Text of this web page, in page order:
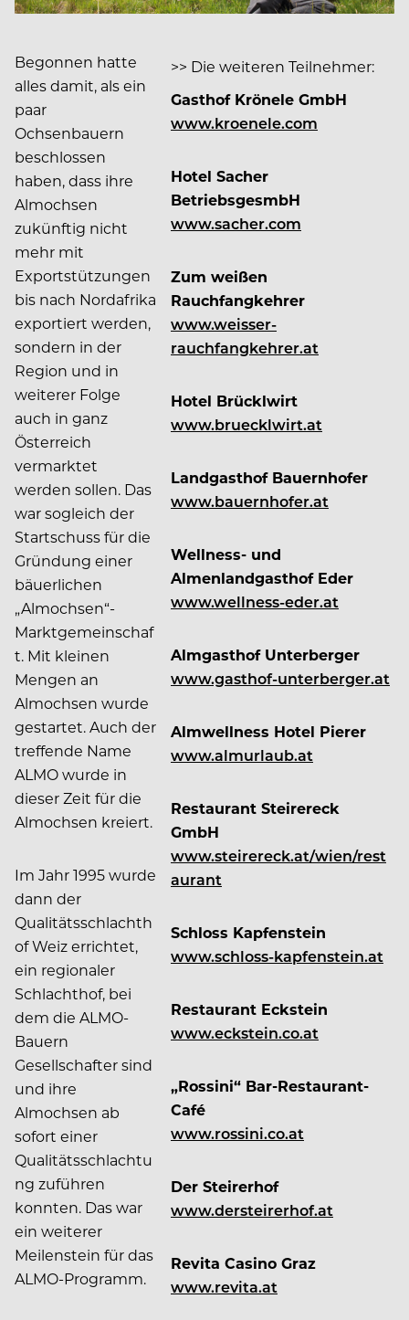
>> Die weiteren Teilnehmer:
Gasthof Krönele GmbH
www.kroenele.com
Hotel Sacher
BetriebsgesmbH
www.sacher.com
Zum weißen
Rauchfangkehrer
www.weisser-
rauchfangkehrer.at
Hotel Brücklwirt
www.bruecklwirt.at
Landgasthof Bauernhofer
www.bauernhofer.at
Wellness- und
Almenlandgasthof Eder
www.wellness-eder.at
Almgasthof Unterberger
www.gasthof-unterberger.at
Almwellness Hotel Pierer
www.almurlaub.at
Restaurant Steirereck
GmbH
www.steirereck.at/wien/rest
aurant
Schloss Kapfenstein
www.schloss-kapfenstein.at
Restaurant Eckstein
www.eckstein.co.at
„Rossini“ Bar-Restaurant-
Café
www.rossini.co.at
Der Steirerhof
www.dersteirerhof.at
Revita Casino Graz
www.revita.at
Begonnen hatte
alles damit, als ein
paar
Ochsenbauern
beschlossen
haben, dass ihre
Almochsen
zukünftig nicht
mehr mit
Exportstützungen
bis nach Nordafrika
exportiert werden,
sondern in der
Region und in
weiterer Folge
auch in ganz
Österreich
vermarktet
werden sollen. Das
war sogleich der
Startschuss für die
Gründung einer
bäuerlichen
„Almochsen“-
Marktgemeinschaf
t. Mit kleinen
Mengen an
Almochsen wurde
gestartet. Auch der
treffende Name
ALMO wurde in
dieser Zeit für die
Almochsen kreiert.
Im Jahr 1995 wurde
dann der
Qualitätsschlachth
of Weiz errichtet,
ein regionaler
Schlachthof, bei
dem die ALMO-
Bauern
Gesellschafter sind
und ihre
Almochsen ab
sofort einer
Qualitätsschlachtu
ng zuführen
konnten. Das war
ein weiterer
Meilenstein für das
ALMO-Programm.